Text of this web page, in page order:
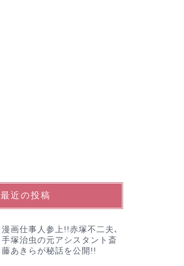
最近の投稿
漫画仕事人参上!!赤塚不二夫､
手塚治虫の元アシスタント斎
藤あきらが秘話を公開!!